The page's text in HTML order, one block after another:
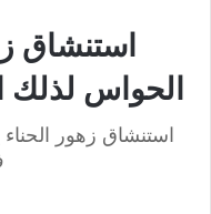
استنشاق
الحواس
استنشاق زهور